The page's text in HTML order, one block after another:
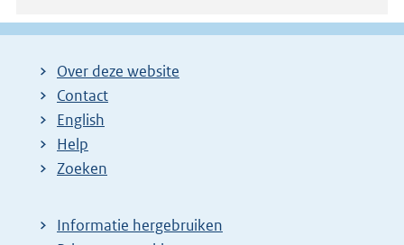
g
Over deze website
Contact
English
Help
Zoeken
Informatie hergebruiken